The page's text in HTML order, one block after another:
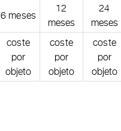
6 meses
12
meses
24
meses
coste
por
objeto
coste
por
objeto
coste
por
objeto